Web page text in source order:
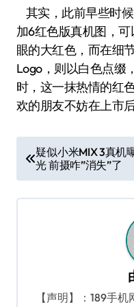
其实，此前早些时
加6红色版真机图，
眼的大红色，而在细
Logo，则以白色点缀
时，这一抹热情的红
欢的朋友不妨在上市
章
导
疑似小米MIX 3真机
光 前摄咋”消失”了
【声明】：189手